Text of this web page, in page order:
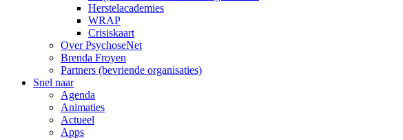
Herstelacademies
WRAP
Crisiskaart
Over PsychoseNet
Brenda Froyen
Partners (bevriende organisaties)
Snel naar
Agenda
Animaties
Actueel
Apps